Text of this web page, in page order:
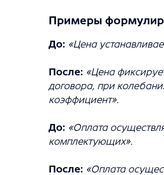
Примеры
До: «Цена
После: «Цена
договора, при
коэффициент».
До: «Оплата
комплектующих».
После: «Оплата